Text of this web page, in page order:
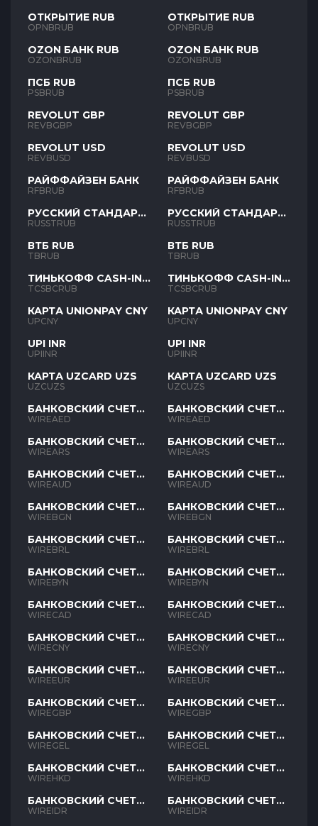
ОТКРЫТИЕ RUB
OPNBRUB
OZON БАНК RUB
OZONBRUB
ПСБ RUB
PSBRUB
REVOLUT GBP
REVBGBP
REVOLUT USD
REVBUSD
РАЙФФАЙЗЕН БАНК
RFBRUB
РУССКИЙ СТАНДАРТ
RUB
RUSSTRUB
ВТБ RUB
TBRUB
ТИНЬКОФФ CASH-IN
RUB
TCSBCRUB
КАРТА UNIONPAY CNY
UPCNY
UPI INR
UPIINR
КАРТА UZCARD UZS
UZCUZS
БАНКОВСКИЙ СЧЕТ
AED
WIREAED
БАНКОВСКИЙ СЧЕТ
ARS
WIREARS
БАНКОВСКИЙ СЧЕТ
AUD
WIREAUD
БАНКОВСКИЙ СЧЕТ
BGN
WIREBGN
БАНКОВСКИЙ СЧЕТ
BRL
WIREBRL
БАНКОВСКИЙ СЧЕТ
BYN
WIREBYN
БАНКОВСКИЙ СЧЕТ
CAD
WIRECAD
БАНКОВСКИЙ СЧЕТ
CNY
WIRECNY
БАНКОВСКИЙ СЧЕТ
EUR
WIREEUR
БАНКОВСКИЙ СЧЕТ
GBP
WIREGBP
БАНКОВСКИЙ СЧЕТ
GEL
WIREGEL
БАНКОВСКИЙ СЧЕТ
HKD
WIREHKD
БАНКОВСКИЙ СЧЕТ
IDR
WIREIDR
ОТКРЫТИЕ RUB
OPNBRUB
OZON БАНК RUB
OZONBRUB
ПСБ RUB
PSBRUB
REVOLUT GBP
REVBGBP
REVOLUT USD
REVBUSD
РАЙФФАЙЗЕН БАНК
RFBRUB
РУССКИЙ СТАНДАРТ
RUB
RUSSTRUB
ВТБ RUB
TBRUB
ТИНЬКОФФ CASH-IN
RUB
TCSBCRUB
КАРТА UNIONPAY CNY
UPCNY
UPI INR
UPIINR
КАРТА UZCARD UZS
UZCUZS
БАНКОВСКИЙ СЧЕТ
AED
WIREAED
БАНКОВСКИЙ СЧЕТ
ARS
WIREARS
БАНКОВСКИЙ СЧЕТ
AUD
WIREAUD
БАНКОВСКИЙ СЧЕТ
BGN
WIREBGN
БАНКОВСКИЙ СЧЕТ
BRL
WIREBRL
БАНКОВСКИЙ СЧЕТ
BYN
WIREBYN
БАНКОВСКИЙ СЧЕТ
CAD
WIRECAD
БАНКОВСКИЙ СЧЕТ
CNY
WIRECNY
БАНКОВСКИЙ СЧЕТ
EUR
WIREEUR
БАНКОВСКИЙ СЧЕТ
GBP
WIREGBP
БАНКОВСКИЙ СЧЕТ
GEL
WIREGEL
БАНКОВСКИЙ СЧЕТ
HKD
WIREHKD
БАНКОВСКИЙ СЧЕТ
IDR
WIREIDR